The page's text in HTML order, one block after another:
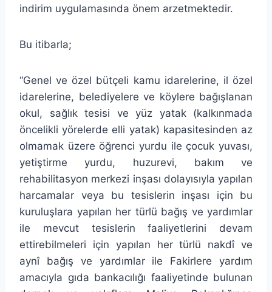
indirim uygulamasında önem arzetmektedir.
Bu itibarla;
“Genel ve özel bütçeli kamu idarelerine, il özel
idarelerine, belediyelere ve köylere bağışlanan
okul, sağlık tesisi ve yüz yatak (kalkınmada
öncelikli yörelerde elli yatak) kapasitesinden az
olmamak üzere öğrenci yurdu ile çocuk yuvası,
yetiştirme yurdu, huzurevi, bakım ve
rehabilitasyon merkezi inşası dolayısıyla yapılan
harcamalar veya bu tesislerin inşası için bu
kuruluşlara yapılan her türlü bağış ve yardımlar
ile mevcut tesislerin faaliyetlerini devam
ettirebilmeleri için yapılan her türlü nakdî ve
aynî bağış ve yardımlar ile Fakirlere yardım
amacıyla gıda bankacılığı faaliyetinde bulunan